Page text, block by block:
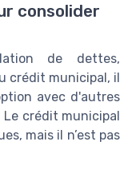
consolider
de dettes,
crédit municipal, il
avec d'autres
Le crédit municipal
mais il n’est pas